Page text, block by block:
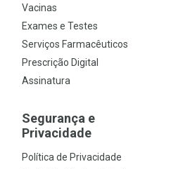
Vacinas
Exames e Testes
Serviços Farmacêuticos
Prescrição Digital
Assinatura
Segurança e
Privacidade
Política de Privacidade